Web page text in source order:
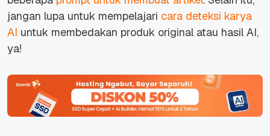
jangan lupa untuk mempelajari cara deteksi karya
AI untuk membedakan produk original atau hasil AI,
ya!